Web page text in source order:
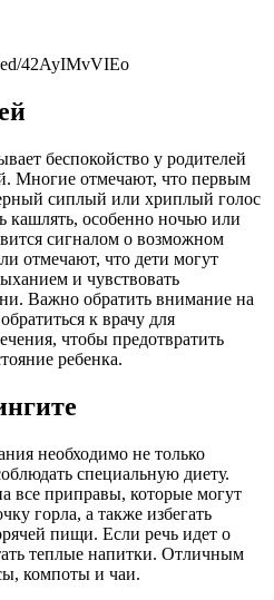
42AyIMvVIEo
беспокойство у родителей
Многие отмечают, что первым
сиплый или хриплый голос
кашлять, особенно ночью или
сигналом о возможном
отмечают, что дети могут
и чувствовать
Важно обратить внимание на
к врачу для
чтобы предотвратить
ребенка.
необходимо не только
специальную диету.
все приправы, которые могут
горла, а также избегать
пищи. Если речь идет о
теплые напитки. Отличным
компоты и чаи.